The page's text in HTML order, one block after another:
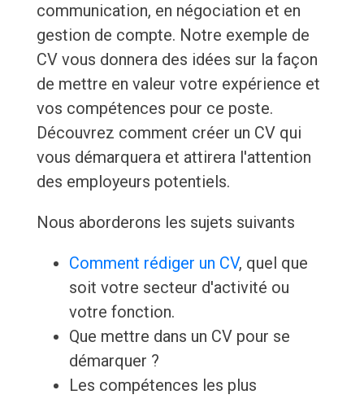
communication, en négociation et en
gestion de compte. Notre exemple de
CV vous donnera des idées sur la façon
de mettre en valeur votre expérience et
vos compétences pour ce poste.
Découvrez comment créer un CV qui
vous démarquera et attirera l'attention
des employeurs potentiels.
Nous aborderons les sujets suivants
Comment rédiger un CV, quel que
soit votre secteur d'activité ou
votre fonction.
Que mettre dans un CV pour se
démarquer ?
Les compétences les plus